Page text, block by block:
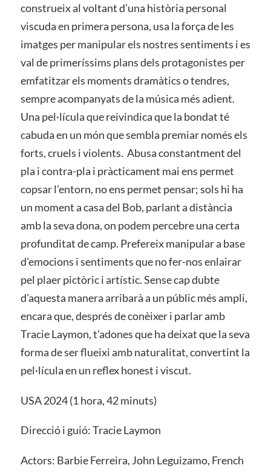
construeix al voltant d’una història personal
viscuda en primera persona, usa la força de les
imatges per manipular els nostres sentiments i es
val de primeríssims plans dels protagonistes per
emfatitzar els moments dramàtics o tendres,
sempre acompanyats de la música més adient.
Una pel·lícula que reivindica que la bondat té
cabuda en un món que sembla premiar només els
forts, cruels i violents. Abusa constantment del
pla i contra-pla i pràcticament mai ens permet
copsar l’entorn, no ens permet pensar; sols hi ha
un moment a casa del Bob, parlant a distància
amb la seva dona, on podem percebre una certa
profunditat de camp. Prefereix manipular a base
d’emocions i sentiments que no fer-nos enlairar
pel plaer pictòric i artístic. Sense cap dubte
d’aquesta manera arribarà a un públic més ampli,
encara que, després de conèixer i parlar amb
Tracie Laymon, t’adones que ha deixat que la seva
forma de ser flueixi amb naturalitat, convertint la
pel·lícula en un reflex honest i viscut.
USA 2024 (1 hora, 42 minuts)
Direcció i guió: Tracie Laymon
Actors: Barbie Ferreira, John Leguizamo, French